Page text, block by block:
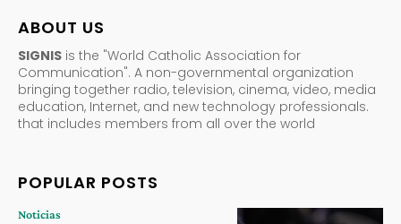
ABOUT US
SIGNIS is the "World Catholic Association for
Communication". A non-governmental organization
bringing together radio, television, cinema, video, media
education, Internet, and new technology professionals.
that includes members from all over the world
POPULAR POSTS
Noticias